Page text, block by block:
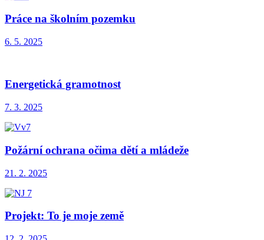
Práce na školním pozemku
6. 5. 2025
Energetická gramotnost
7. 3. 2025
Požární ochrana očima dětí a mládeže
21. 2. 2025
Projekt: To je moje země